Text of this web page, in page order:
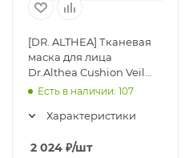
[DR. ALTHEA] Тканевая
маска для лица
Dr.Althea Cushion Veil
Calming Mask, 4 шт
Есть в наличии: 107
Характеристики
2 024 ₽/шт